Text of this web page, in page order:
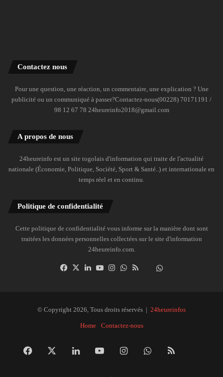
Contactez nous
Pour une question, une réaction, un commentaire, une explication ? Une
publicité ou un communiqué à passer?Contactez-nous(00228) 70171191 /
98 12 67 78 24heureinfo2018@gmail.com
A propos de nous
24heureinfo est un site togolais d'information qui traite de l'actualité
nationale (Économie, Politique, Société, Sport & Santé..) et internationale en
temps réel et en continu.
Politique de confidentialité
Cette politique de confidentialité vous informe sur la manière dont sont
traitées les données personnelles collectées sur le site d'information
24heureinfo.com.
Facebook
X LinkedinYouTubeInstagramWhatsAppDailymotion
© Copyright 2026, Tous droits réservés | 24heureinfos
Home Contactez-nous
Facebook LinkedinYouTubeInstagramWhatsApp
RSS